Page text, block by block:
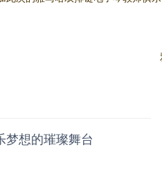
梦想的璀璨舞台